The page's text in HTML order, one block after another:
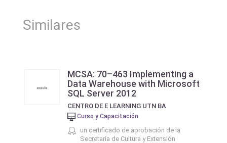
Similares
MCSA: 70–463 Implementing a
Data Warehouse with Microsoft
SQL Server 2012
CENTRO DE E LEARNING UTN BA
Curso y Capacitación
un certificado de aprobación de la
Secretaría de Cultura y Extensión